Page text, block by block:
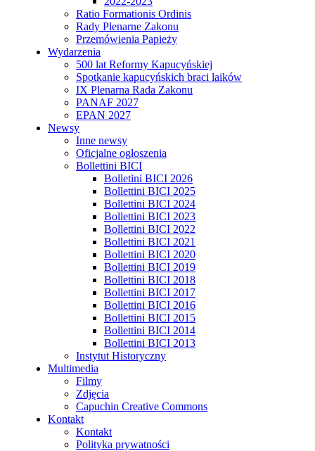
Ratio Formationis Ordinis
Rady Plenarne Zakonu
Przemówienia Papieży
Wydarzenia
500 lat Reformy Kapucyńskiej
Spotkanie kapucyńskich braci laików
IX Plenarna Rada Zakonu
PANAF 2027
EPAN 2027
Newsy
Inne newsy
Oficjalne ogłoszenia
Bollettini BICI
Bolletini BICI 2026
Bollettini BICI 2025
Bollettini BICI 2024
Bollettini BICI 2023
Bollettini BICI 2022
Bollettini BICI 2021
Bollettini BICI 2020
Bollettini BICI 2019
Bollettini BICI 2018
Bollettini BICI 2017
Bollettini BICI 2016
Bollettini BICI 2015
Bollettini BICI 2014
Bollettini BICI 2013
Instytut Historyczny
Multimedia
Filmy
Zdjęcia
Capuchin Creative Commons
Kontakt
Kontakt
Polityka prywatności